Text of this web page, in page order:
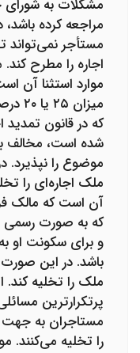
مشکلات به
مراجعه کرده
مستأجر نمی‌تواند
اجاره را مطرح کند.
موارد استثنا آن
که در قانون تمدید
‌شده است، مخالف
موضوع را نپذیرد.
ملک اجاره‌ای را
آن است که مالک
که به ‌صورت رسمی
و برای سکونت او
باشد. در این صورت
ملک را تخلیه کند.
پرتکرارترین
مستاجران به جهت
را تخلیه می‌کنند.